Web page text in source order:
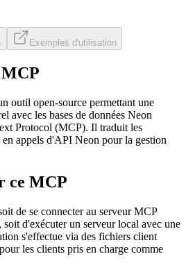
Exemples d'utilisation
MCP
outil open-source permettant une
avec les bases de données Neon
Protocol (MCP). Il traduit les
en appels d'API Neon pour la gestion
ce MCP
de se connecter au serveur MCP
d'exécuter un serveur local avec une
s'effectue via des fichiers client
les clients pris en charge comme